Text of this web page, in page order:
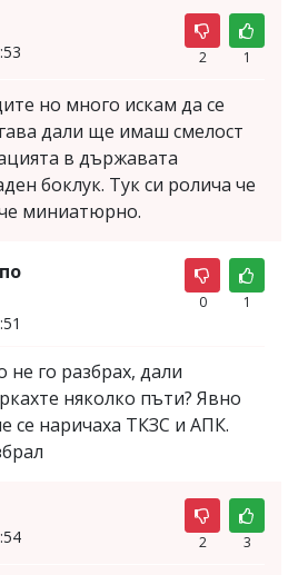
2 1
но много искам да се
дали ще имаш смелост
в държавата
боклук. Тук си ролича че
миниатюрно.
0 1
го разбрах, дали
няколко пъти? Явно
се наричаха ТКЗС и АПК.
2 3